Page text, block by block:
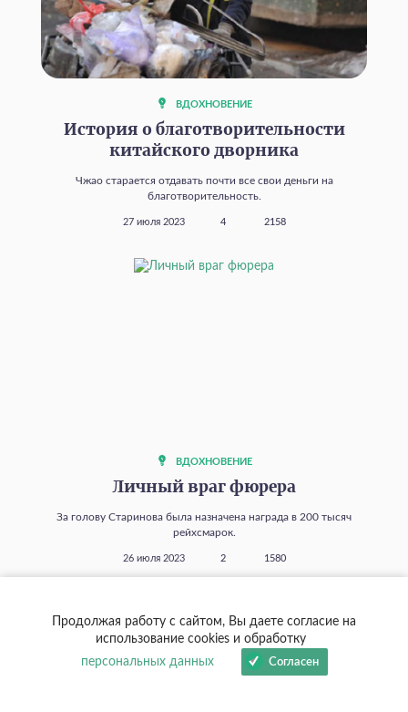
ВДОХНОВЕНИЕ
История о благотворительности
китайского дворника
Чжао старается отдавать почти все свои деньги на
благотворительность.
27 июля 2023 4 2158
ВДОХНОВЕНИЕ
Личный враг фюрера
За голову Старинова была назначена награда в 200 тысяч
рейхсмарок.
26 июля 2023 2 1580
Продолжая работу с сайтом, Вы даете согласие на
использование cookies и обработку
персональных данных
Согласен